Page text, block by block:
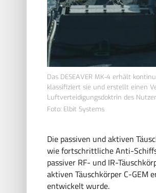
Das DESEAVER MK-4 erhält
klassifiziert sie und erstellt einen
Luftverteidigungsdoktrin des
Foto: Elbit Systems
Die passiven und aktiven
wie fortschrittliche Anti-
passiver RF- und IR-
aktiven Täuschkörper C-GEM
entwickelt wurde.